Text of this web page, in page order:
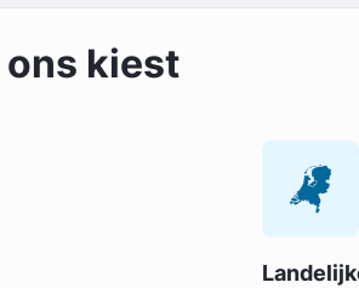
ons kiest